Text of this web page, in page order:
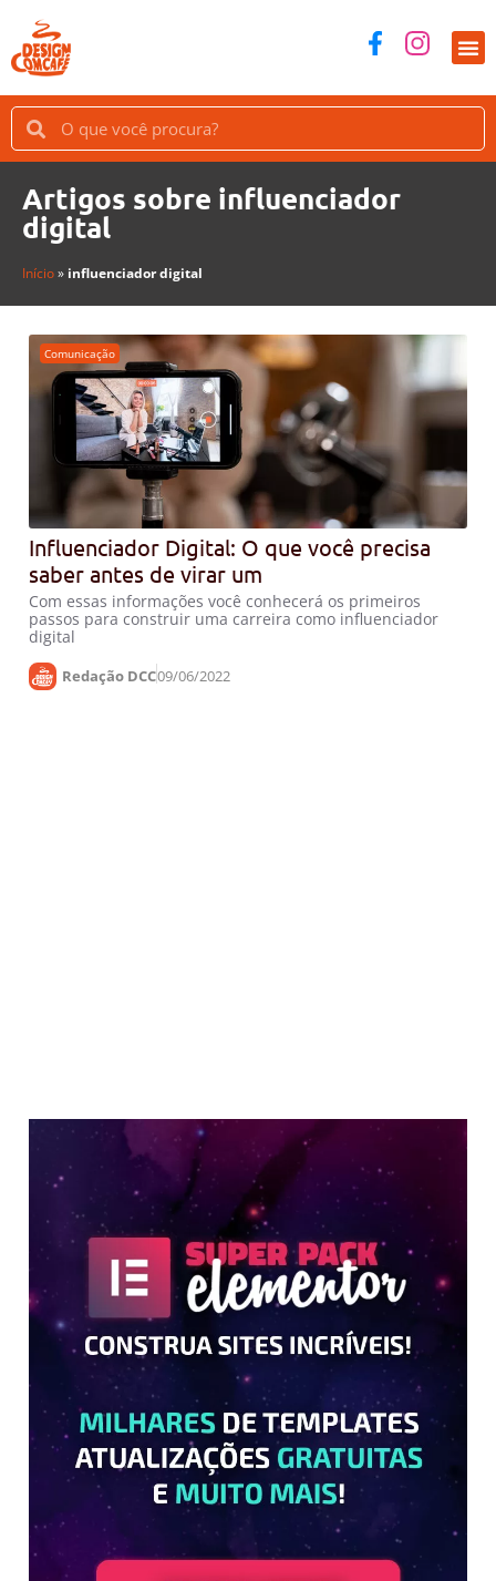
Artigos sobre influenciador
digital
Início» influenciador digital
Comunicação
Influenciador Digital: O que você precisa
saber antes de virar um
Com essas informações você conhecerá os primeiros
passos para construir uma carreira como influenciador
digital
Redação DCC09/06/2022